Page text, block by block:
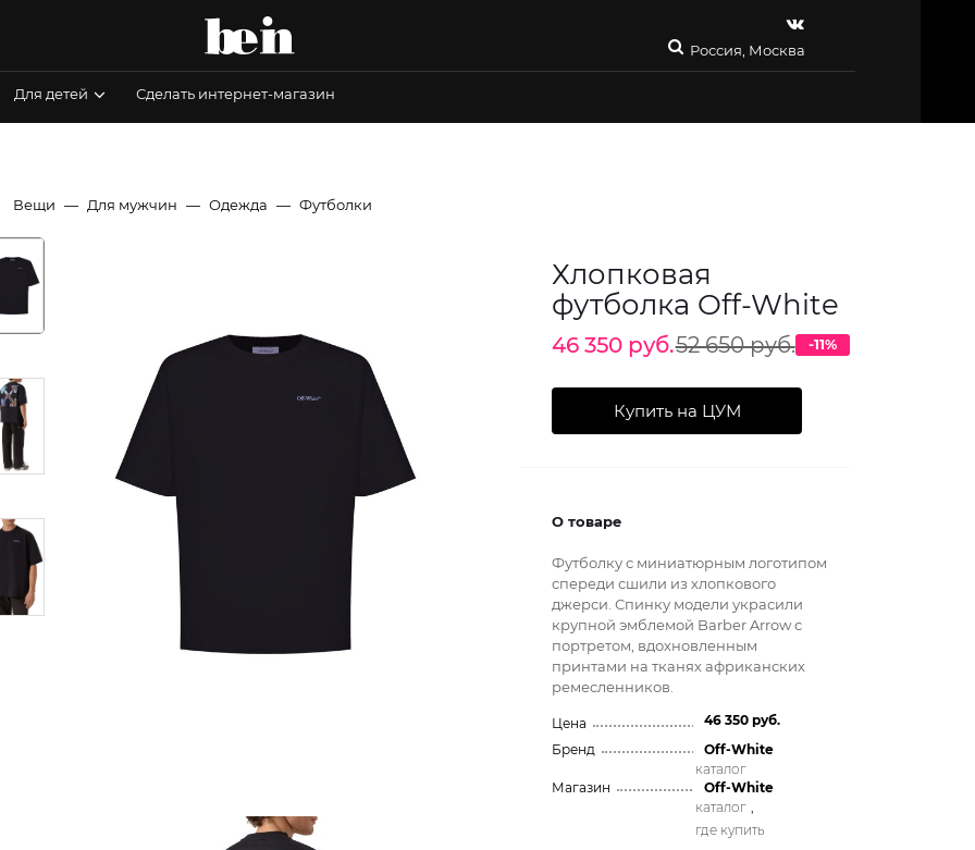
Россия, Москва
Для детей Сделать интернет-магазин
Вещи Для мужчин Одежда Футболки
Хлопковая
футболка Off-White
46 350 руб.52 650 руб. -11%
Купить на ЦУМ
О товаре
Футболку с миниатюрным логотипом
спереди сшили из хлопкового
джерси. Спинку модели украсили
крупной эмблемой Barber Arrow с
портретом, вдохновленным
принтами на тканях африканских
ремесленников.
Цена
46 350 руб.
Бренд
Off-White
каталог
Магазин
Off-White
каталог ,
где купить